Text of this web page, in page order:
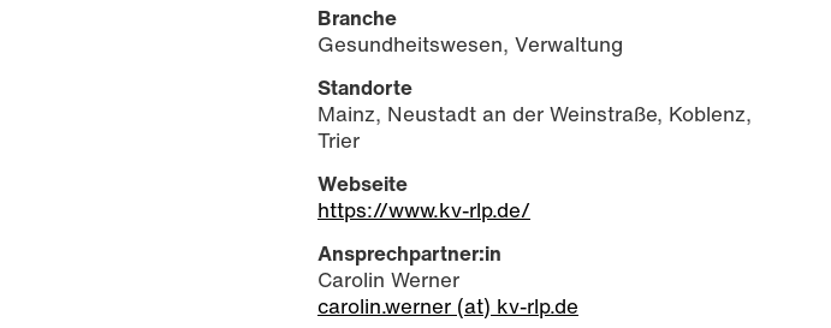
Branche
Gesundheitswesen, Verwaltung
Standorte
Mainz, Neustadt an der Weinstraße, Koblenz,
Trier
Webseite
https://www.kv-rlp.de/
Ansprechpartner:in
Carolin Werner
carolin.werner (at) kv-rlp.de